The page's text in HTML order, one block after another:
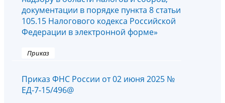
документации в порядке пункта 8 статьи
105.15 Налогового кодекса Российской
Федерации в электронной форме»
Приказ
Приказ ФНС России от 02 июня 2025 №
ЕД-7-15/496@